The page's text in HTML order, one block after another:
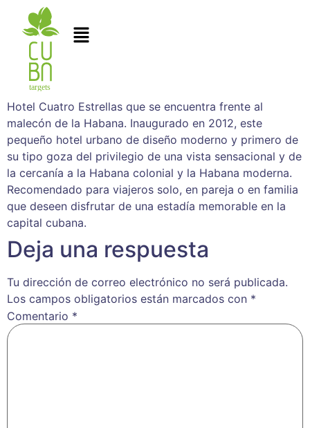
Hotel Cuatro Estrellas que se encuentra frente al
malecón de la Habana. Inaugurado en 2012, este
pequeño hotel urbano de diseño moderno y primero de
su tipo goza del privilegio de una vista sensacional y de
la cercanía a la Habana colonial y la Habana moderna.
Recomendado para viajeros solo, en pareja o en familia
que deseen disfrutar de una estadía memorable en la
capital cubana.
Deja una respuesta
Tu dirección de correo electrónico no será publicada.
Los campos obligatorios están marcados con *
Comentario *